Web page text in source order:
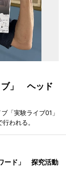
ブ」 ヘッド
「実験ライブ01」
われる。
ード」 探究活動